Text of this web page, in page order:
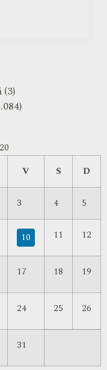
(3)
V S D
3 4 5
10 11 12
17 18 19
24 25 26
31